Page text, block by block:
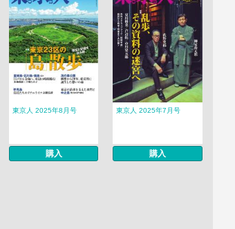
東京人 2025年8月号
購入
東京人 2025年7月号
購入